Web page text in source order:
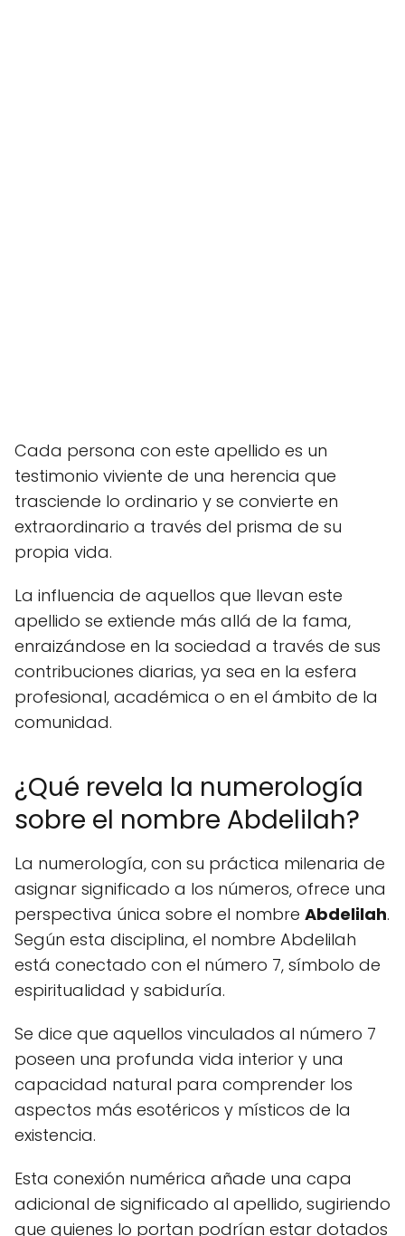
Cada persona con este apellido es un
testimonio viviente de una herencia que
trasciende lo ordinario y se convierte en
extraordinario a través del prisma de su
propia vida.
La influencia de aquellos que llevan este
apellido se extiende más allá de la fama,
enraizándose en la sociedad a través de sus
contribuciones diarias, ya sea en la esfera
profesional, académica o en el ámbito de la
comunidad.
¿Qué revela la numerología
sobre el nombre Abdelilah?
La numerología, con su práctica milenaria de
asignar significado a los números, ofrece una
perspectiva única sobre el nombre Abdelilah.
Según esta disciplina, el nombre Abdelilah
está conectado con el número 7, símbolo de
espiritualidad y sabiduría.
Se dice que aquellos vinculados al número 7
poseen una profunda vida interior y una
capacidad natural para comprender los
aspectos más esotéricos y místicos de la
existencia.
Esta conexión numérica añade una capa
adicional de significado al apellido, sugiriendo
que quienes lo portan podrían estar dotados